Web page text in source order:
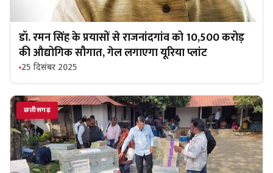
डॉ. रमन सिंह के प्रयासों से राजनांदगांव को ₹10,500 करोड़
की औद्योगिक सौगात, गेल लगाएगा यूरिया प्लांट
25 दिसंबर 2025
छत्तीसगढ़